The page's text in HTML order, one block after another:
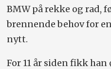
BMW på rekke og rad,
brennende behov for
nytt.
For 11 år siden fikk han